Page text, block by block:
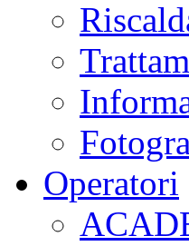
Operatori